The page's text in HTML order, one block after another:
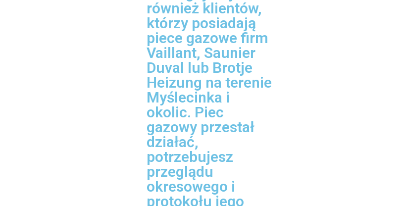
również klientów,
którzy posiadają
piece gazowe firm
Vaillant, Saunier
Duval lub Brotje
Heizung na terenie
Myślecinka i
okolic. Piec
gazowy przestał
działać,
potrzebujesz
przeglądu
okresowego i
protokołu jego